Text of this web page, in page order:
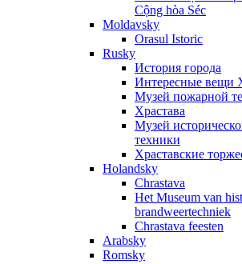
Cộng hòa Séc
Moldavsky
Orasul Istoric
Rusky
История города
Интересные вещи
Музей пожарной
Храстава
Музей
техники
Храставские
Holandsky
Chrastava
Het Museum van
brandweertechniek
Chrastava feesten
Arabsky
Romsky